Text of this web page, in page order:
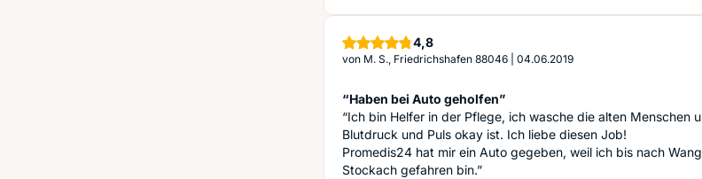
4,8Sterne
von M. S., Friedrichshafen 88046 04.06.2019
“Haben bei Auto geholfen”
“Ich bin Helfer in der Pflege, ich wasche die alten Menschen
Blutdruck und Puls okay ist. Ich liebe diesen Job!
Promedis24 hat mir ein Auto gegeben, weil ich bis nach
Stockach gefahren bin.”